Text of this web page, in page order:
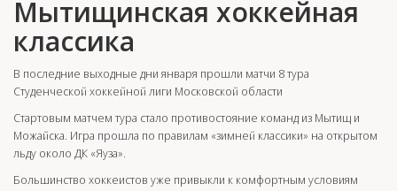
Мытищинская хоккейная
классика
В последние выходные дни января прошли матчи 8 тура
Студенческой хоккейной лиги Московской области
Стартовым матчем тура стало противостояние команд из Мытищ и
Можайска. Игра прошла по правилам «зимней классики» на открытом
льду около ДК «Яуза».
Большинство хоккеистов уже привыкли к комфортным условиям